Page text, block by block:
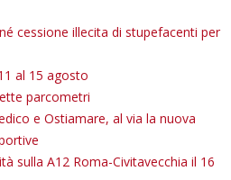
cessione illecita di stupefacenti per
al 15 agosto
parcometri
e Ostiamare, al via la nuova
sulla A12 Roma-Civitavecchia il 16